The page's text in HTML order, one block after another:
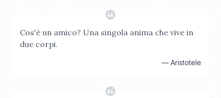
Cos'è un amico? Una singola anima che vive in
due corpi.
— Aristotele